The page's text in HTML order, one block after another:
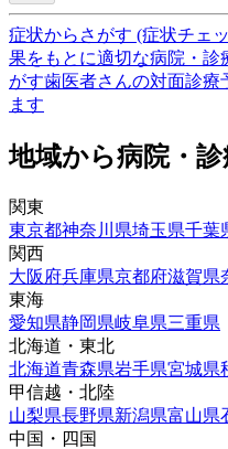
症状からさがす (症状チェ
果をもとに適切な病院・診
がす歯医者さんの対面診療
ます
地域から病院・
関東
東京都神奈川県埼玉県千葉
関西
大阪府兵庫県京都府滋賀県
東海
愛知県静岡県岐阜県三重県
北海道・東北
北海道青森県岩手県宮城県
甲信越・北陸
山梨県長野県新潟県富山県
中国・四国